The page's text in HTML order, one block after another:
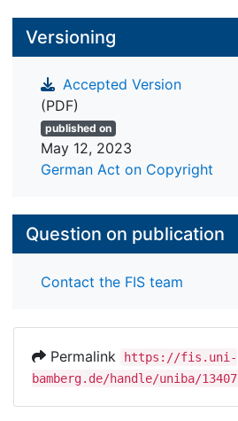
Versioning
Accepted Version
(PDF)
published on
May 12, 2023
German Act on Copyright
Question on publication
Contact the FIS team
Permalink
https://fis.uni-
bamberg.de/handle/uniba/13407